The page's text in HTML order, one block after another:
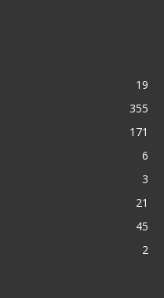
19
355
171
6
3
21
45
2